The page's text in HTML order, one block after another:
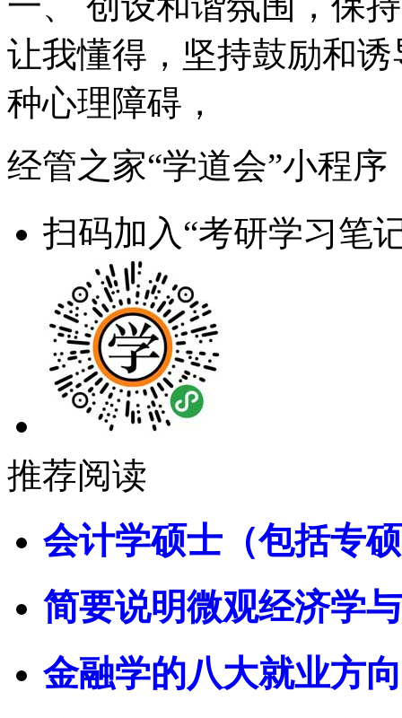
让我懂得，坚持鼓励和
种心理障碍，
经管之家“学道会”小程序
扫码加入“考研学习笔
推荐阅读
会计学硕士（包括专
简要说明微观经济学
金融学的八大就业方